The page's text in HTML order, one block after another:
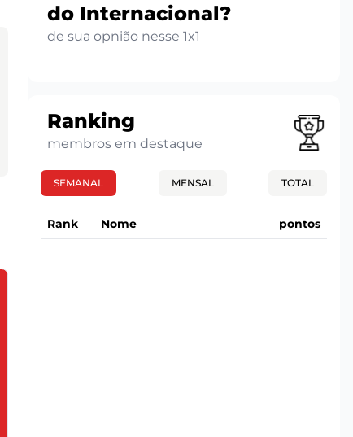
do Internacional?
de sua opnião nesse 1x1
Ranking
membros em destaque
SEMANAL MENSAL TOTAL
Rank Nome pontos